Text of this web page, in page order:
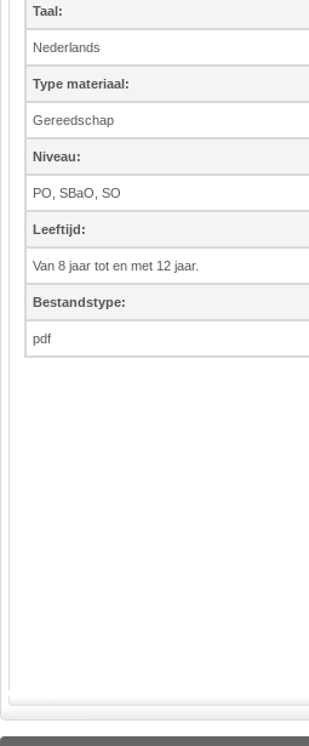
Taal:
Nederlands
Type materiaal:
Gereedschap
Niveau:
PO, SBaO, SO
Leeftijd:
Van 8 jaar tot en met 12 jaar.
Bestandstype:
pdf